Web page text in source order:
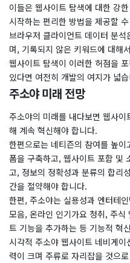
이들은 웹사이트 탐색에 대한 강
시작하는 편리한 방법을 제공할
브라우저 클라이언트 데이터 분
며, 기록되지 않은 키워드에 대해
웹사이트 탐색이 이러한 허점을
있다면 여전히 개발의 여지가 넓
주소야 미래 전망
주소야의 미래를 내다보면 웹사
해 계속 혁신해야 합니다.
한편으로는 네티즌의 참여를 높
폼을 구축하고, 웹사이트 포함 및
고, 정보의 정확성과 분류의 합리
간을 절약해야 합니다.
한편, 주소야는 실용성과 엔터테
모음, 온라인 인기가요 청취, 주식
트 기능을 추가하는 등 기능적 혁
시각적 주소야 웹사이트 네비게
력이 크며 주류로 자리잡을 것으